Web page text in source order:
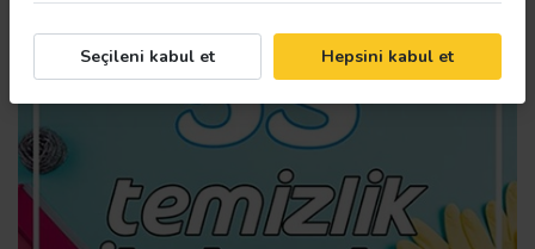
Seçileni kabul et Hepsini kabul et